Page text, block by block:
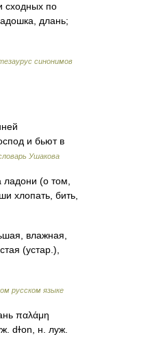
сходных по
длань;
синонимов
и бьют в
Ушакова
(о том,
хлопать, бить,
влажная,
(устар.),
русском языке
παλάμη
dɫon, н. луж.